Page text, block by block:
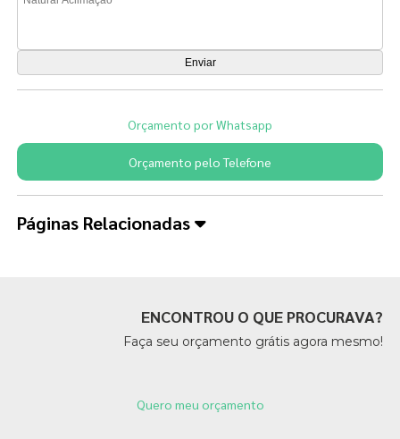
Orçamento por Whatsapp
Orçamento pelo Telefone
Páginas Relacionadas
ENCONTROU O QUE PROCURAVA?
Faça seu orçamento grátis agora mesmo!
Quero meu orçamento